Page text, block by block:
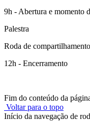
9h - Abertura e momento
Palestra
Roda de compartilhamento
12h - Encerramento
Fim do conteúdo da
Voltar para o topo
Início da navegação de